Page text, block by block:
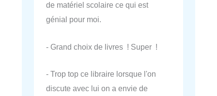
de matériel scolaire ce qui est
génial pour moi.
- Grand choix de livres ! Super !
- Trop top ce libraire lorsque l'on
discute avec lui on a envie de